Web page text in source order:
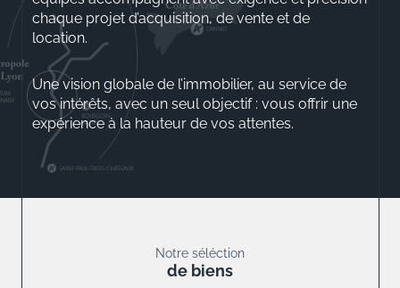
chaque projet d’acquisition, de vente et de
location.
Une vision globale de l’immobilier, au service de
vos intérêts, avec un seul objectif : vous offrir une
expérience à la hauteur de vos attentes.
Notre séléction
de biens